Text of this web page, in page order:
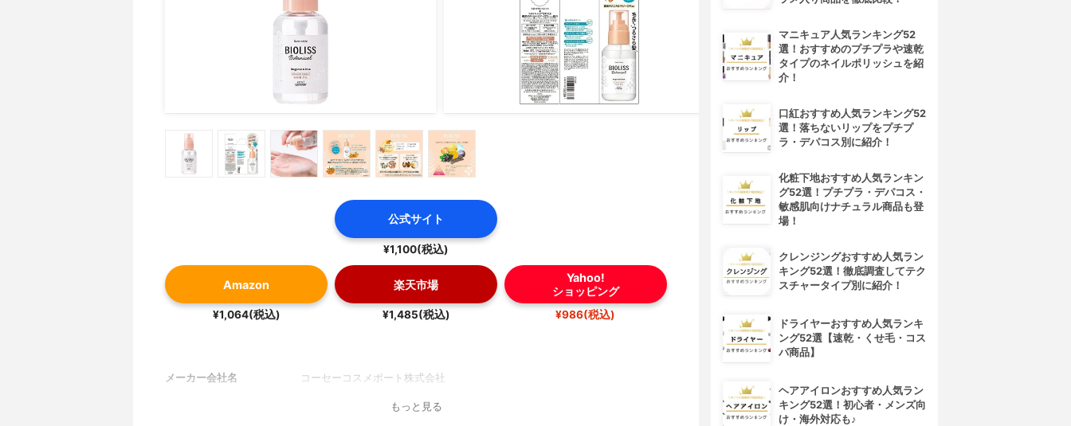
公式サイト
¥1,100(税込)
Amazon
¥1,064(税込)
楽天市場
¥1,485(税込)
Yahoo!
ショッピング
¥986(税込)
メーカー会社名 コーセーコスメポート株式会社
もっと見る
マニキュア人気ランキング52
選！おすすめのプチプラや速乾
タイプのネイルポリッシュを紹
介！
口紅おすすめ人気ランキング52
選！落ちないリップをプチプ
ラ・デパコス別に紹介！
化粧下地おすすめ人気ランキン
グ52選！プチプラ・デパコス・
敏感肌向けナチュラル商品も登
場！
クレンジングおすすめ人気ラン
キング52選！徹底調査してテク
スチャータイプ別に紹介！
ドライヤーおすすめ人気ランキ
ング52選【速乾・くせ毛・コス
パ商品】
ヘアアイロンおすすめ人気ラン
キング52選！初心者・メンズ向
け・海外対応も♪